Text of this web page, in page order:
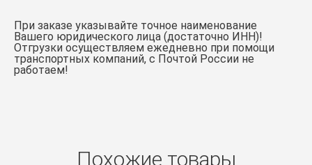
При заказе указывайте точное наименование
Вашего юридического лица (достаточно ИНН)!
Отгрузки осуществляем ежедневно при помощи
транспортных компаний, с Почтой России не
работаем!
Похожие товары